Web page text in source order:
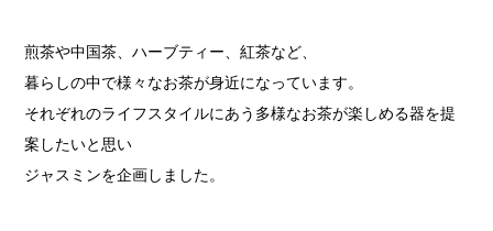
煎茶や中国茶、ハーブティー、紅茶など、
暮らしの中で様々なお茶が身近になっています。
それぞれのライフスタイルにあう多様なお茶が楽しめる器を提
案したいと思い
ジャスミンを企画しました。